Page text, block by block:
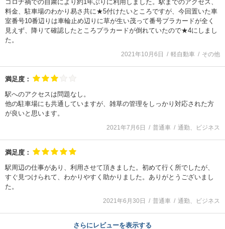
コロナ禍での自粛により約1年ぶりに利用しました。駅までのアクセス、
料金、駐車場のわかり易さ共に★5付けたいところですが、今回置いた車
室番号10番辺りは車輪止め辺りに草が生い茂って番号プラカードが全く
見えず、降りて確認したところプラカードが倒れていたので★4にしまし
た。
2021年10月6日 軽自動車 その他
満足度：
駅へのアクセスは問題なし。
他の駐車場にも共通していますが、雑草の管理をしっかり対応された方
が良いと思います。
2021年7月6日 普通車 通勤、ビジネス
満足度：
駅周辺の仕事があり、利用させて頂きました。初めて行く所でしたが、
すぐ見つけられて、わかりやすく助かりました。ありがとうございまし
た。
2021年6月30日 普通車 通勤、ビジネス
さらにレビューを表示する